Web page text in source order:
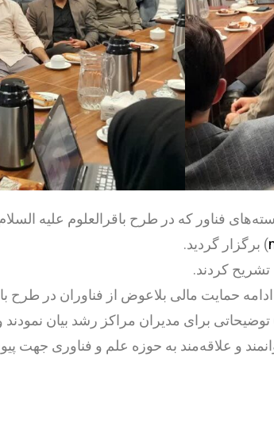
فناور که در طرح باقرالعلوم علیه
) برگزار گردید.
تشریح کردند.
حمایت مالی بلاعوض از فناوران در طرح
برای مدیران مراکز رشد بیان نمودند
و علاقه‌مند به حوزه علم و فناوری جهت